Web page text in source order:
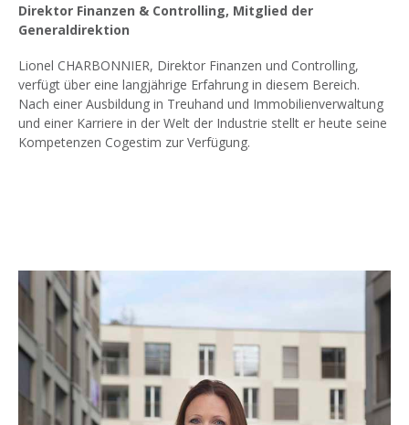
Direktor Finanzen & Controlling, Mitglied der
Generaldirektion
Lionel CHARBONNIER, Direktor Finanzen und Controlling,
verfügt über eine langjährige Erfahrung in diesem Bereich.
Nach einer Ausbildung in Treuhand und Immobilienverwaltung
und einer Karriere in der Welt der Industrie stellt er heute seine
Kompetenzen Cogestim zur Verfügung.